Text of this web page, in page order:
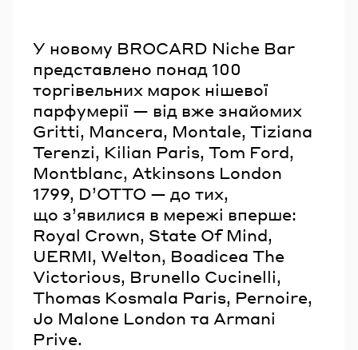
У новому BROCARD Niche Bar
представлено понад 100
торгівельних марок нішевої
парфумерії — від вже знайомих
Gritti, Mancera, Montale, Tiziana
Terenzi, Kilian Paris, Tom Ford,
Montblanc, Atkinsons London
1799, D’OTTO — до тих,
що з’явилися в мережі вперше:
Royal Crown, State Of Mind,
UERMI, Welton, Boadicea The
Victorious, Brunello Cucinelli,
Thomas Kosmala Paris, Pernoire,
Jo Malone London та Armani
Prive.